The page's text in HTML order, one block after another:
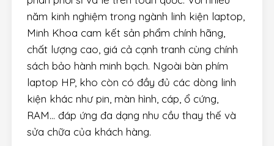
năm kinh nghiệm trong ngành linh kiện laptop,
Minh Khoa cam kết sản phẩm chính hãng,
chất lượng cao, giá cả cạnh tranh cùng chính
sách bảo hành minh bạch. Ngoài bàn phím
laptop HP, kho còn có đầy đủ các dòng linh
kiện khác như pin, màn hình, cáp, ổ cứng,
RAM… đáp ứng đa dạng nhu cầu thay thế và
sửa chữa của khách hàng.